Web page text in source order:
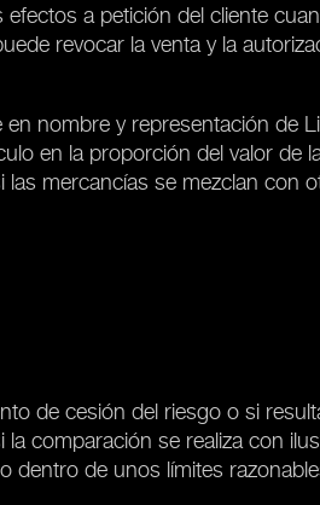
a petición del cliente
revocar la venta y la
nombre y representación de
en la proporción del valor de
mercancías se mezclan con
de cesión del riesgo o si
comparación se realiza con
dentro de unos límites